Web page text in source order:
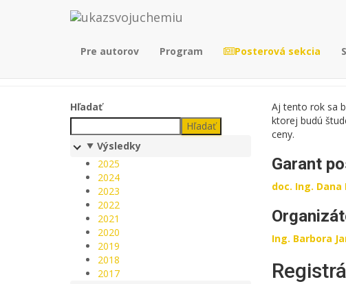
Pre autorov Program Posterová sekcia
Hľadať
Hľadať
Výsledky
2025
2024
2023
2022
2021
2020
2019
2018
2017
Aj tento rok sa
ktorej budú
ceny.
Garant
doc. Ing. Dana
Ing. Barbora